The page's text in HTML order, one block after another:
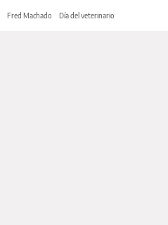
Fred Machado Día del veterinario